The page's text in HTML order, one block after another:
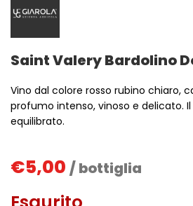
Saint Valery Bardolino
Vino dal colore rosso rubino chiaro,
profumo intenso, vinoso e delicato.
equilibrato.
€5,00 / bottiglia